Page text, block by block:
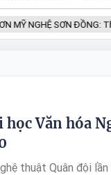
MỸ NGHỆ SƠN ĐỒNG:
Văn hóa
thuật Quân đội